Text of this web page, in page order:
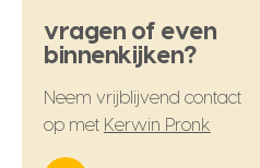
vragen of even
binnenkijken?
Neem vrijblijvend contact
op met Kerwin Pronk